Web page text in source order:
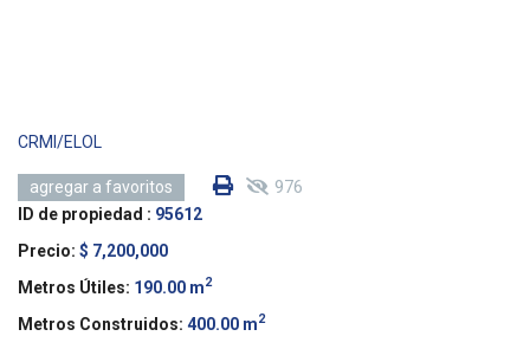
CRMI/ELOL
agregar a favoritos 976
ID de propiedad : 95612
Precio: $ 7,200,000
Metros Útiles: 190.00 m2
Metros Construidos: 400.00 m2